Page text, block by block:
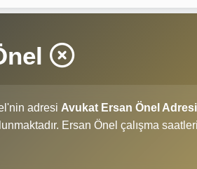
adresi Avukat Ersan Önel Adresi
Ersan Önel çalışma